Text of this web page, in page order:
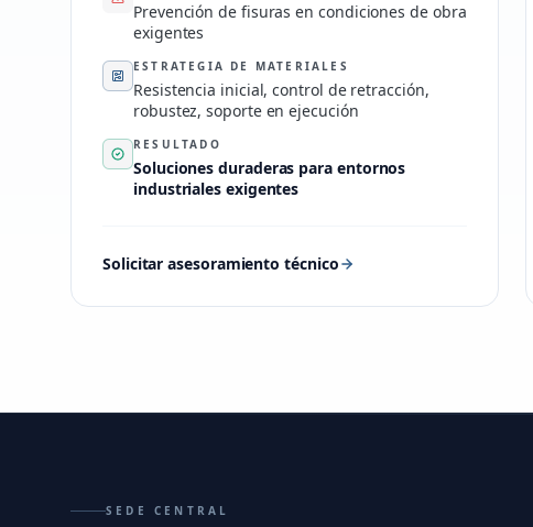
Prevención de fisuras en condiciones de obra
exigentes
ESTRATEGIA DE MATERIALES
Resistencia inicial, control de retracción,
robustez, soporte en ejecución
RESULTADO
Soluciones duraderas para entornos
industriales exigentes
Solicitar asesoramiento técnico
SEDE CENTRAL